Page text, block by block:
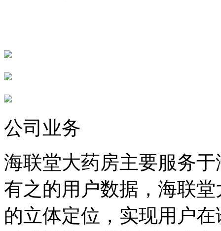
公司业务
海联堂大药房主要服务
有之的用户数据，海联
的立体定位，实现用户